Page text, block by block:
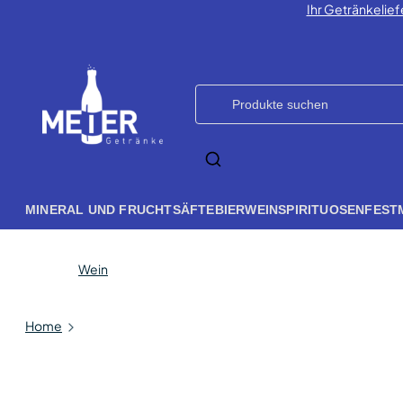
Ihr
MINERAL UND FRUCHTSÄFTEBIERWEINSPIRITUOSEN
Home
Wein